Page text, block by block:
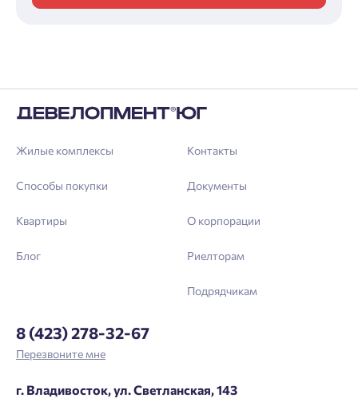
Жилые комплексы
Способы покупки
Квартиры
Блог
Контакты
Документы
О корпорации
Риелторам
Подрядчикам
8 (423) 278-32-67
Перезвоните мне
г. Владивосток, ул. Светланская, 143